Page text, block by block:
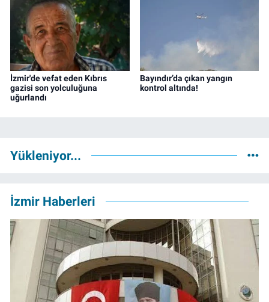
İzmir'de vefat eden Kıbrıs
gazisi son yolculuğuna
uğurlandı
Bayındır’da çıkan yangın
kontrol altında!
Yükleniyor...
İzmir Haberleri